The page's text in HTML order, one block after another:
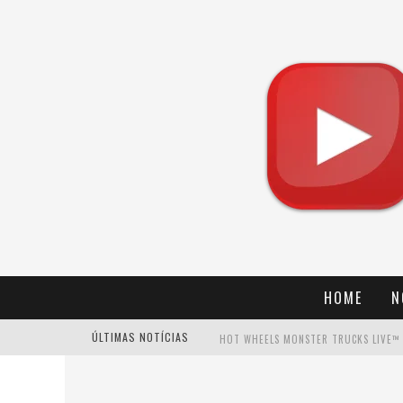
HOME
ÚLTIMAS NOTÍCIAS